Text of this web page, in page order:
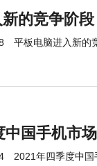
的竞争阶
平板电脑进入新的
中国手机市
2021年四季度中